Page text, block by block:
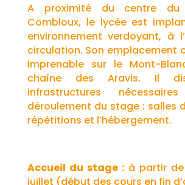
A proximité du centre
Combloux, le lycée est
environnement verdoyant, à
circulation. Son emplacement
imprenable sur le Mont-
chaîne des Aravis. Il
infrastructures
déroulement du stage : salles
répétitions et l’hébergement.
Accueil du stage :à partir de
juillet (début des cours en fin